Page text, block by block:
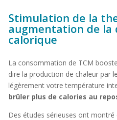
Stimulation de la
augmentation de la
calorique
La consommation de TCM
dire la production de chaleur par
légèrement votre température
brûler plus de calories au
Des études sérieuses ont montré